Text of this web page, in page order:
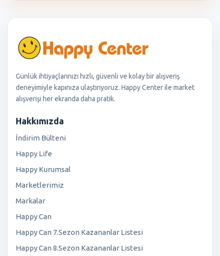
Günlük ihtiyaçlarınızı hızlı, güvenli ve kolay bir alışveriş
deneyimiyle kapınıza ulaştırıyoruz. Happy Center ile market
alışverişi her ekranda daha pratik.
Hakkımızda
İndirim Bülteni
Happy Life
Happy Kurumsal
Marketlerimiz
Markalar
Happy Can
Happy Can 7.Sezon Kazananlar Listesi
Happy Can 8.Sezon Kazananlar Listesi